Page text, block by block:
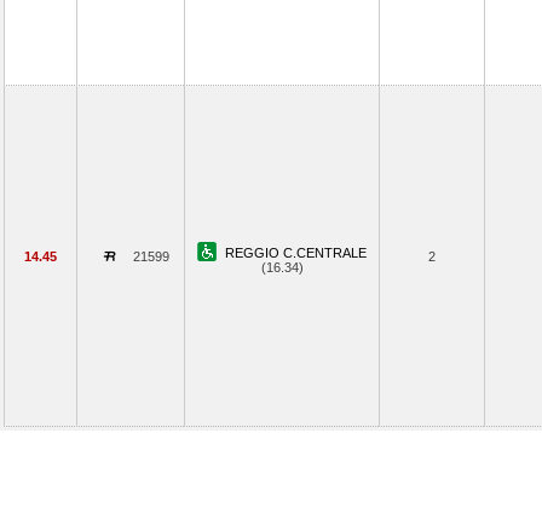
14.45 21599
REGGIO C.CENTRALE
(16.34)
2